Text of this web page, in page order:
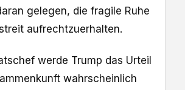
gelegen, die fragile Ruhe
aufrechtzuerhalten.
werde Trump das Urteil
wahrscheinlich